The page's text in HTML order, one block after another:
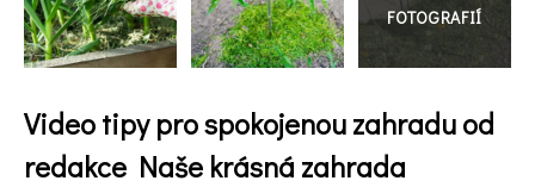
Video tipy pro spokojenou zahradu od
redakce Naše krásná zahrada